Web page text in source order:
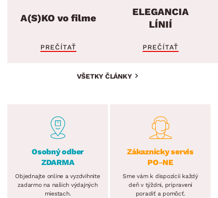
A(S)KO vo filme
PREČÍTAŤ
ELEGANCIA
LÍNIÍ
PREČÍTAŤ
VŠETKY ČLÁNKY
Osobný odber
ZDARMA
Objednajte online a vyzdvihnite
zadarmo na našich výdajných
miestach.
Zákaznícky servis
PO–NE
Sme vám k dispozícii každý
deň v týždni, pripravení
poradiť a pomôcť.